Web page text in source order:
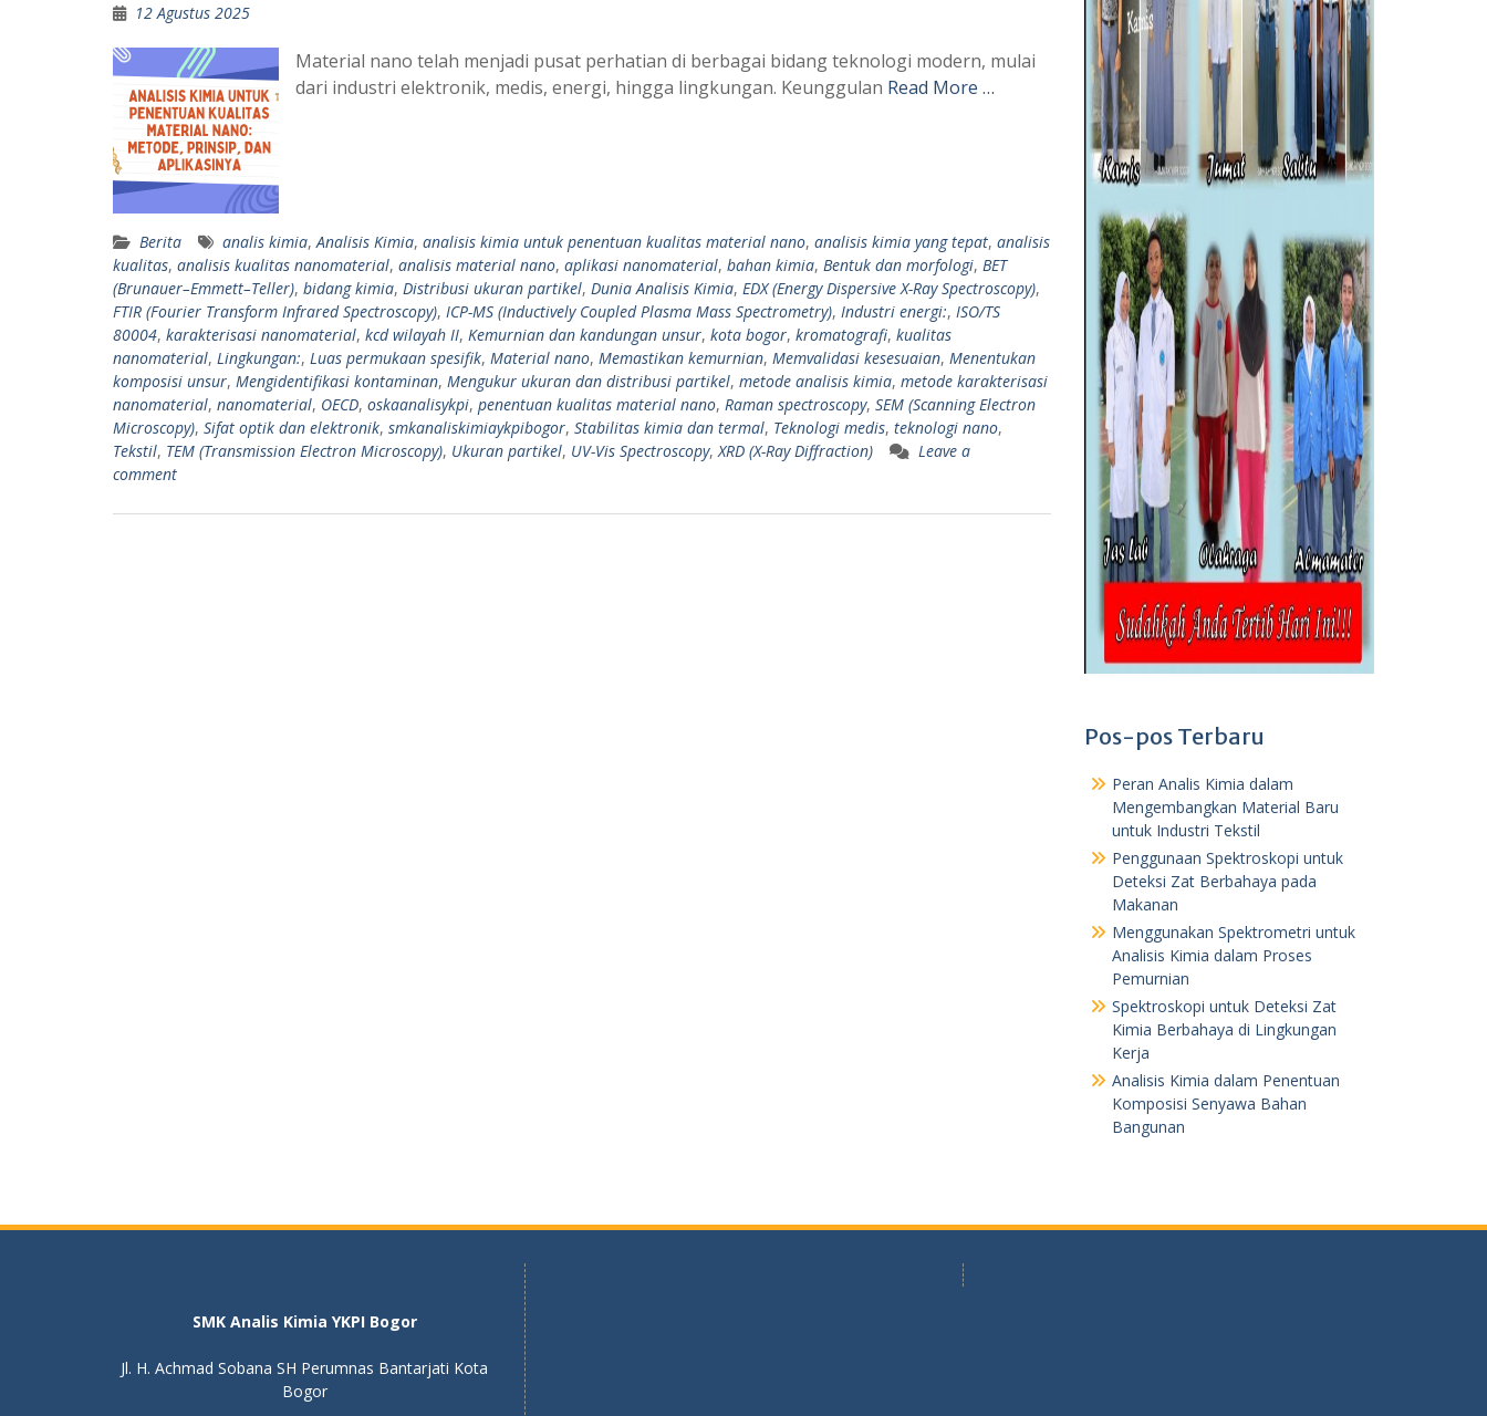
12 Agustus 2025
Material nano telah menjadi pusat perhatian di berbagai bidang teknologi modern, mulai
dari industri elektronik, medis, energi, hingga lingkungan. Keunggulan Read More …
Berita analis kimia, Analisis Kimia, analisis kimia untuk penentuan kualitas material nano, analisis kimia yang tepat, analisis
kualitas, analisis kualitas nanomaterial, analisis material nano, aplikasi nanomaterial, bahan kimia, Bentuk dan morfologi, BET
(Brunauer–Emmett–Teller), bidang kimia, Distribusi ukuran partikel, Dunia Analisis Kimia, EDX (Energy Dispersive X-Ray Spectroscopy),
FTIR (Fourier Transform Infrared Spectroscopy), ICP-MS (Inductively Coupled Plasma Mass Spectrometry), Industri energi:, ISO/TS
80004, karakterisasi nanomaterial, kcd wilayah II, Kemurnian dan kandungan unsur, kota bogor, kromatografi, kualitas
nanomaterial, Lingkungan:, Luas permukaan spesifik, Material nano, Memastikan kemurnian, Memvalidasi kesesuaian, Menentukan
komposisi unsur, Mengidentifikasi kontaminan, Mengukur ukuran dan distribusi partikel, metode analisis kimia, metode karakterisasi
nanomaterial, nanomaterial, OECD, oskaanalisykpi, penentuan kualitas material nano, Raman spectroscopy, SEM (Scanning Electron
Microscopy), Sifat optik dan elektronik, smkanaliskimiaykpibogor, Stabilitas kimia dan termal, Teknologi medis, teknologi nano,
Tekstil, TEM (Transmission Electron Microscopy), Ukuran partikel, UV-Vis Spectroscopy, XRD (X-Ray Diffraction)
Leave a
comment
Pos-pos Terbaru
Peran Analis Kimia dalam
Mengembangkan Material Baru
untuk Industri Tekstil
Penggunaan Spektroskopi untuk
Deteksi Zat Berbahaya pada
Makanan
Menggunakan Spektrometri untuk
Analisis Kimia dalam Proses
Pemurnian
Spektroskopi untuk Deteksi Zat
Kimia Berbahaya di Lingkungan
Kerja
Analisis Kimia dalam Penentuan
Komposisi Senyawa Bahan
Bangunan
SMK Analis Kimia YKPI Bogor
Jl. H. Achmad Sobana SH Perumnas Bantarjati Kota
Bogor